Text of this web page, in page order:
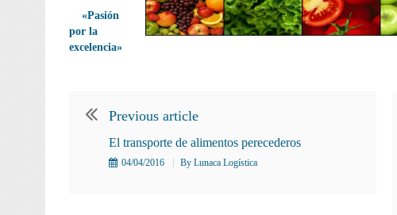
«Pasión
por la
excelencia»
Previous article
El transporte de alimentos perecederos
04/04/2016 By Lunaca Logística